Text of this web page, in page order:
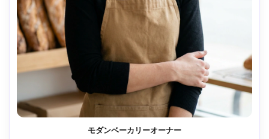
モダンベーカリーオーナー